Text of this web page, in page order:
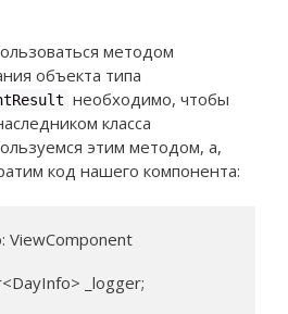
методом
объекта типа
необходимо, чтобы
класса
этим методом, а,
код нашего компонента:
ViewComponent
_logger;